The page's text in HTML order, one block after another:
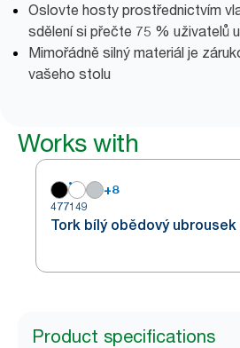
Oslovte hosty prostřednictvím
sdělení si přečte 75 % uživatelů
Mimořádně silný materiál je
vašeho stolu
Works with
+8
477149
Tork bílý obědový ubrousek
Product specifications